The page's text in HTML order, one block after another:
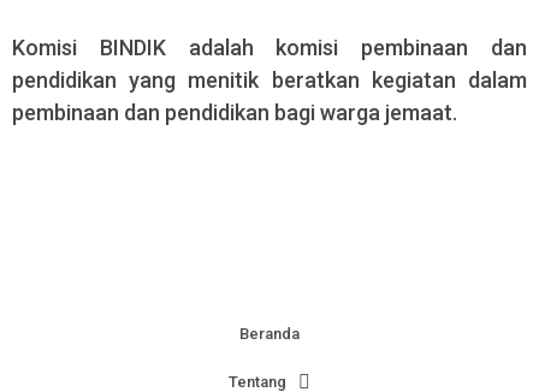
Komisi BINDIK adalah komisi pembinaan dan
pendidikan yang menitik beratkan kegiatan dalam
pembinaan dan pendidikan bagi warga jemaat.
Beranda
Tentang